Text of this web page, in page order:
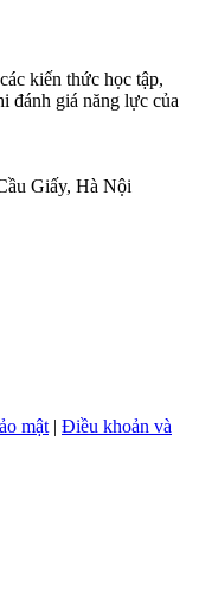
kiến thức học tập,
đánh giá năng lực của
Giấy, Hà Nội
mật | Điều khoản và